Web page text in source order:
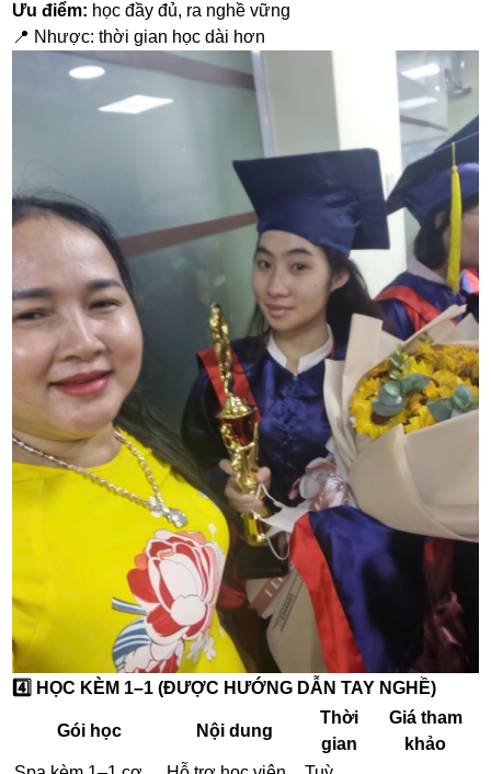
Ưu điểm: học đầy đủ, ra nghề vững
📍 Nhược: thời gian học dài hơn
4️⃣ HỌC KÈM 1–1 (ĐƯỢC HƯỚNG DẪN TAY NGHỀ)
Gói học Nội dung
Thời
gian
Giá tham
khảo